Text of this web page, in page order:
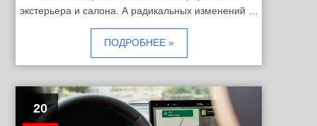
экстерьера и салона. А радикальных изменений …
ПОДРОБНЕЕ »
20